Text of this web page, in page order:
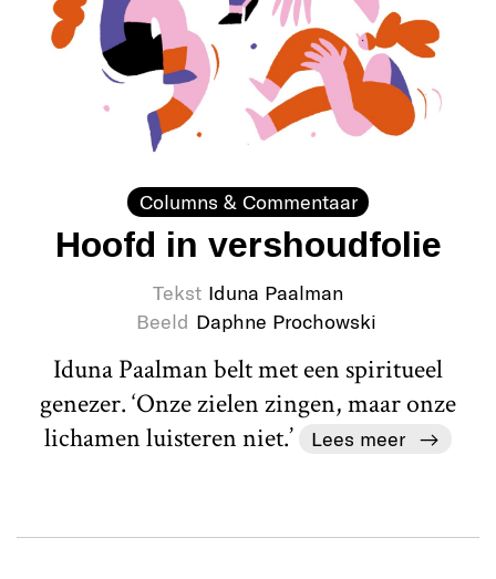
Columns & Commentaar
Hoofd in vershoudfolie
Tekst Iduna Paalman
Beeld Daphne Prochowski
Iduna Paalman belt met een spiritueel
genezer. ‘Onze zielen zingen, maar onze
lichamen luisteren niet.’
Lees meer